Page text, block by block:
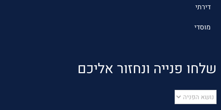
דירתי
מוסדי
שלחו פנייה ונחזור אליכם